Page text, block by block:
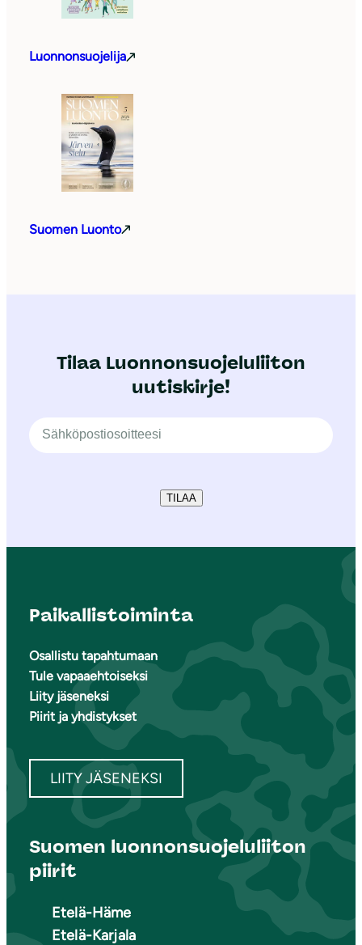
Luonnonsuojelija
Suomen Luonto
Tilaa Luonnonsuojeluliiton
uutiskirje!
TILAA
Paikallistoiminta
Osallistu tapahtumaan
Tule vapaaehtoiseksi
Liity jäseneksi
Piirit ja yhdistykset
LIITY JÄSENEKSI
Suomen luonnonsuojeluliiton
piirit
Etelä-Häme
Etelä-Karjala